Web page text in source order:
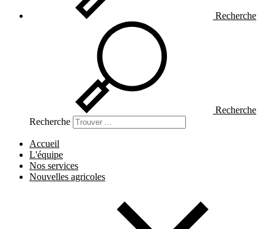
Recherche
Recherche
Recherche
Accueil
L'équipe
Nos services
Nouvelles agricoles